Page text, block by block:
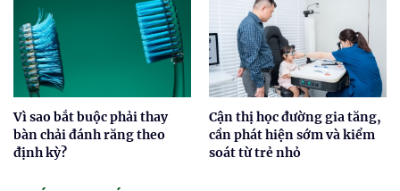
Vì sao bắt buộc phải thay
bàn chải đánh răng theo
định kỳ?
Cận thị học đường gia tăng,
cần phát hiện sớm và kiểm
soát từ trẻ nhỏ